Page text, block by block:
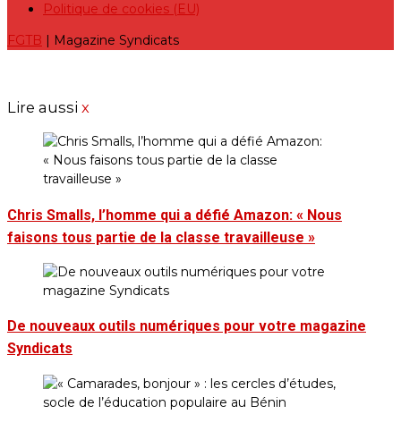
Politique de cookies (EU)
FGTB | Magazine Syndicats
Lire aussi x
Chris Smalls, l’homme qui a défié Amazon: « Nous
faisons tous partie de la classe travailleuse »
De nouveaux outils numériques pour votre magazine
Syndicats